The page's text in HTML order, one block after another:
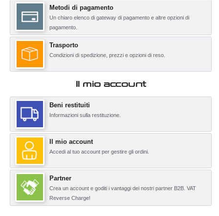
Metodi di pagamento
Un chiaro elenco di gateway di pagamento e altre opzioni di
pagamento.
Trasporto
Condizioni di spedizione, prezzi e opzioni di reso.
Il mio account
Beni restituiti
Informazioni sulla restituzione.
Il mio account
Accedi al tuo account per gestire gli ordini.
Partner
Crea un account e goditi i vantaggi dei nostri partner B2B. VAT
Reverse Charge!